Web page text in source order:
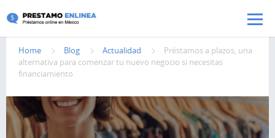
Pasar al contenido principal
Home Blog Actualidad
Préstamos a plazos, una
alternativa para comenzar tu nuevo negocio si necesitas
financiamiento